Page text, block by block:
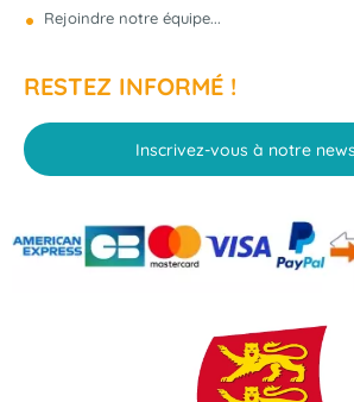
Rejoindre notre équipe...
RESTEZ INFORMÉ !
Inscrivez-vous à notre